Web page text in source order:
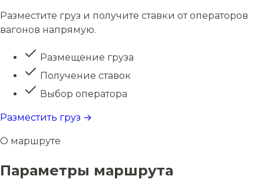
Разместите груз и получите ставки от операторов
вагонов напрямую.
Размещение груза
Получение ставок
Выбор оператора
Разместить груз →
О маршруте
Параметры маршрута